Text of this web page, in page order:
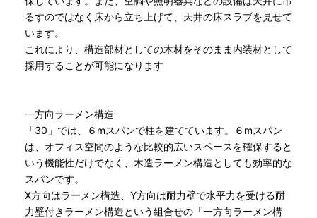
るすのではなく床から立ち上げて、天井の床スラブを見せて
います。
これにより、構造部材としての木材をそのまま内装材として
採用することが可能になります
一方向ラーメン構造
「30」では、６mスパンで柱を建てています。６mスパン
は、オフィス空間のような比較的広いスペースを確保すると
いう機能性だけでなく、木造ラーメン構造としても効率的な
スパンです。
X方向はラーメン構造、Y方向は耐力壁で水平力を受ける耐
力壁付きラーメン構造という組合せの「一方向ラーメン構